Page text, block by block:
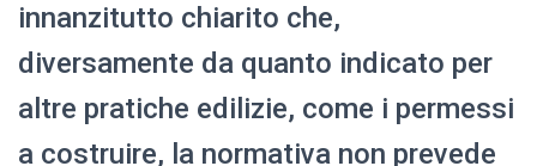
innanzitutto chiarito che,
diversamente da quanto indicato per
altre pratiche edilizie, come i permessi
a costruire, la normativa non prevede